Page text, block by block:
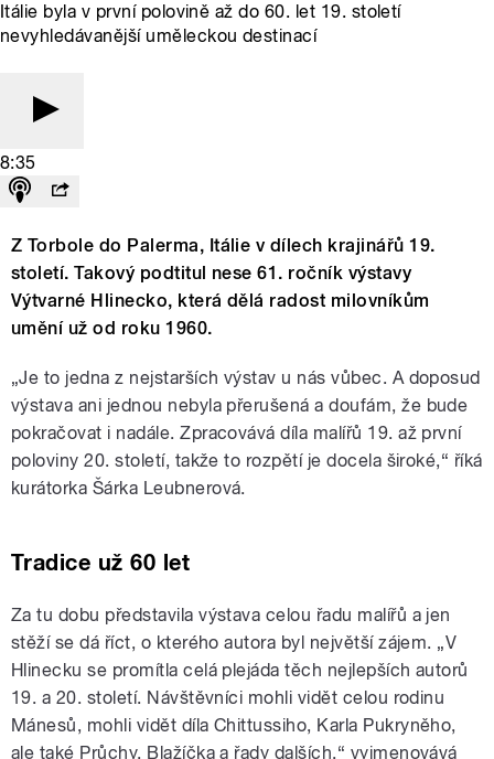
Itálie byla v první polovině až do 60. let 19. století
nevyhledávanější uměleckou destinací
8:35
Z Torbole do Palerma, Itálie v dílech krajinářů 19.
století. Takový podtitul nese 61. ročník výstavy
Výtvarné Hlinecko, která dělá radost milovníkům
umění už od roku 1960.
„Je to jedna z nejstarších výstav u nás vůbec. A doposud
výstava ani jednou nebyla přerušená a doufám, že bude
pokračovat i nadále. Zpracovává díla malířů 19. až první
poloviny 20. století, takže to rozpětí je docela široké,“ říká
kurátorka Šárka Leubnerová.
Tradice už 60 let
Za tu dobu představila výstava celou řadu malířů a jen
stěží se dá říct, o kterého autora byl největší zájem. „V
Hlinecku se promítla celá plejáda těch nejlepších autorů
19. a 20. století. Návštěvníci mohli vidět celou rodinu
Mánesů, mohli vidět díla Chittussiho, Karla Pukryněho,
ale také Průchy, Blažíčka a řady dalších,“ vyjmenovává